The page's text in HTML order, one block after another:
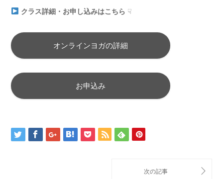
クラス詳細・お申し込みはこちら ☟
オンラインヨガの詳細
お申込み